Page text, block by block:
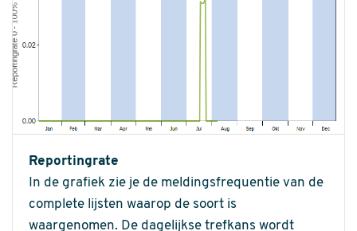
Reportingrate
In de grafiek zie je de meldingsfrequentie van de
complete lijsten waarop de soort is
waargenomen. De dagelijkse trefkans wordt